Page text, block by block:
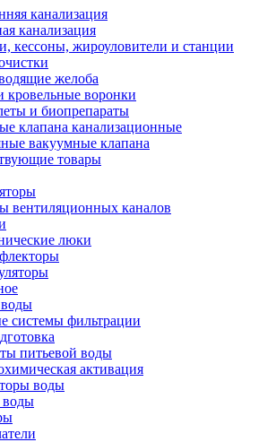
канализация
канализация
кессоны, жироуловители и станции
желоба
кровельные воронки
и биопрепараты
клапана канализационные
вакуумные клапана
товары
вентиляционных каналов
люки
системы фильтрации
питьевой воды
активация
воды
воды